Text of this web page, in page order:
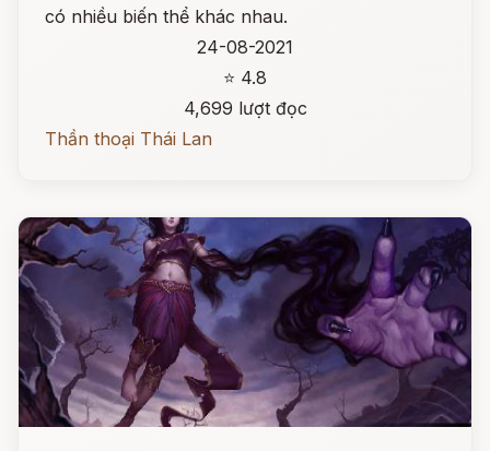
có nhiều biến thể khác nhau.
24-08-2021
⭐ 4.8
4,699 lượt đọc
Thần thoại Thái Lan